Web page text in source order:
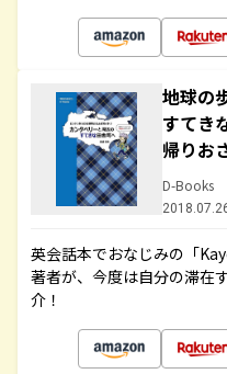
地球の
すてき
帰りお
D-Books
英会話本でおなじみの「
著者が、今度は自分の滞在
介！